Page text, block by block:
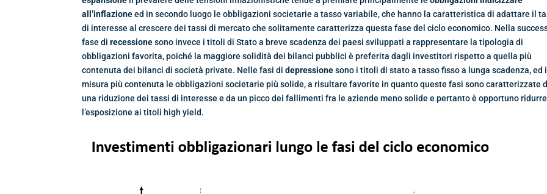
all’inflazioneed in secondo luogo le obbligazioni societarie a tasso variabile, che hanno la caratteristica di adattare il
di interesse al crescere dei tassi di mercato che solitamente caratterizza questa fase del ciclo economico. Nella
fase direcessionesono invece i titoli di Stato a breve scadenza dei paesi sviluppati a rappresentare la tipologia di
obbligazioni favorita, poiché la maggiore solidità dei bilanci pubblici è preferita dagli investitori rispetto a quella più
contenuta dei bilanci di società private. Nelle fasi didepressionesono i titoli di stato a tasso fisso a lunga scadenza, ed
misura più contenuta le obbligazioni societarie più solide, a risultare favorite in quanto queste fasi sono caratterizzate
una riduzione dei tassi di interesse e da un picco dei fallimenti fra le aziende meno solide e pertanto è opportuno ridurre
l’esposizione ai titoli high yield.